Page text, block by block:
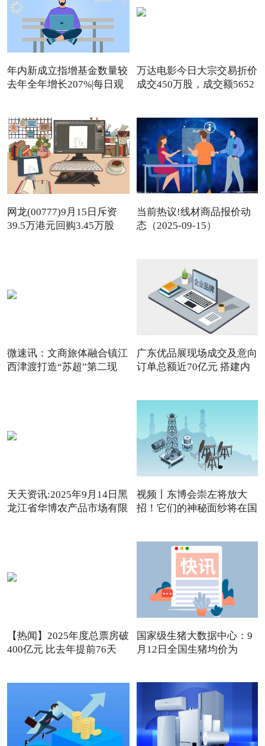
年内新成立指增基金数量较
去年全年增长207%|每日观
万达电影今日大宗交易折价
成交450万股，成交额5652
网龙(00777)9月15日斥资
39.5万港元回购3.45万股
当前热议!线材商品报价动
态（2025-09-15）
微速讯：文商旅体融合镇江
西津渡打造“苏超”第二现
广东优品展现场成交及意向
订单总额近70亿元 搭建内
天天资讯:2025年9月14日黑
龙江省华博农产品市场有限
视频丨东博会崇左将放大
招！它们的神秘面纱将在国
【热闻】2025年度总票房破
400亿元 比去年提前76天
国家级生猪大数据中心：9
月12日全国生猪均价为